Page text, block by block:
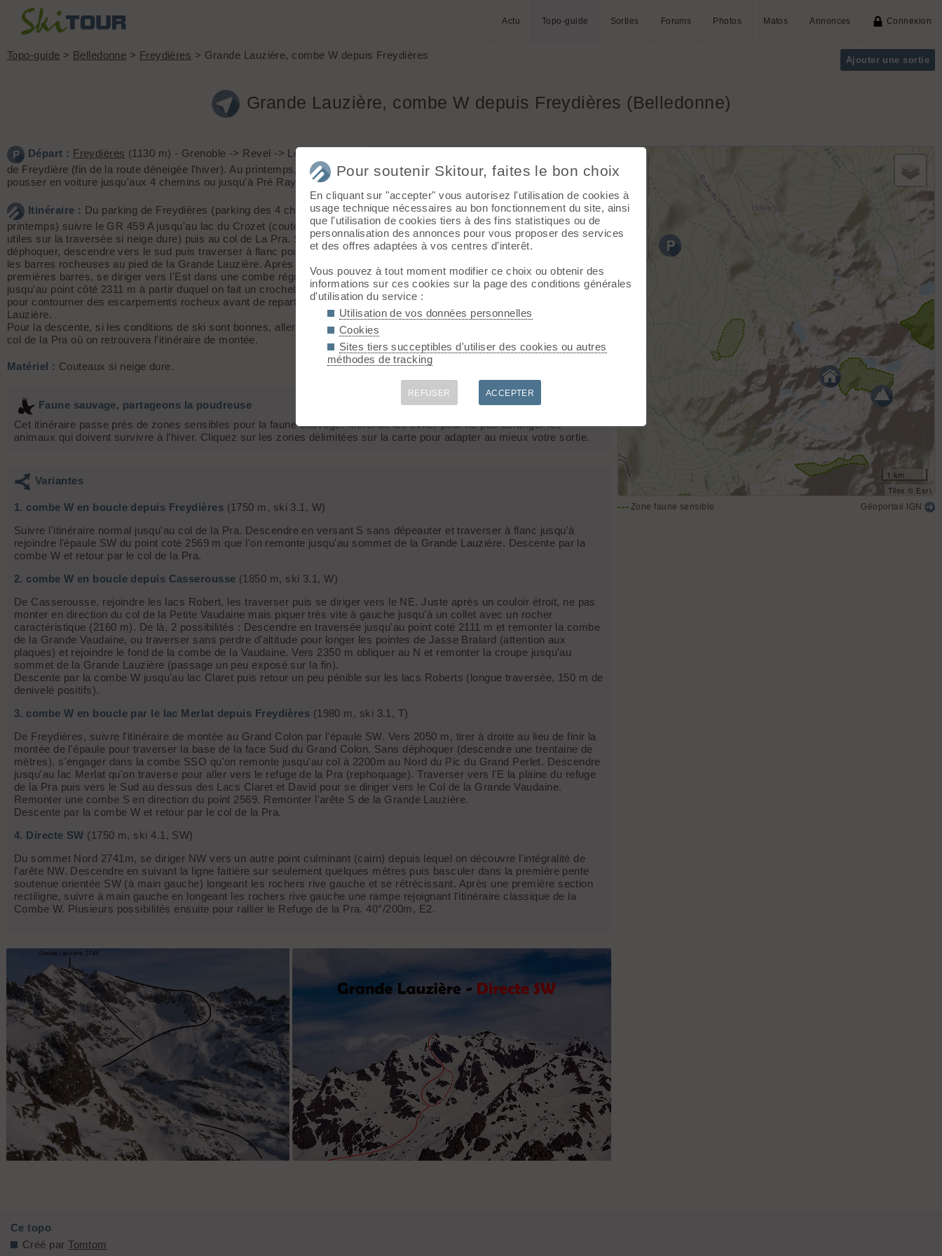
Actu Topo-guide Sorties Forums Photos Matos Annonces Connexion
Ajouter une sortie
Topo-guide > Belledonne > Freydières > Grande Lauzière, combe W depuis Freydières
Grande Lauzière, combe W depuis Freydières (Belledonne)
Sommet :
Grande Lauzière (2741 m)
Dénivelé :
1750 m.
Difficulté de montée : R
Difficulté ski :3.1 E2
Pente : 35°/200m
Départ : Freydières (1130 m) - Grenoble -> Revel -> Les Granges
de Freydière (fin de la route déneigée l'hiver). Au printemps, on peut
pousser en voiture jusqu'aux 4 chemins ou jusqu'à Pré Raymond.
Itinéraire : Du parking de Freydières (parking des 4 chemins au
printemps) suivre le GR 459 A jusqu'au lac du Crozet (couteau souvent
utiles sur la traversée si neige dure) puis au col de La Pra. Sans
déphoquer, descendre vers le sud puis traverser à flanc pour contourner
les barres rocheuses au pied de la Grande Lauzière. Après ces
premières barres, se diriger vers l'Est dans une combe régulière
jusqu'au point côté 2311 m à partir duquel on fait un crochet vers le N
pour contourner des escarpements rocheux avant de repartir à l'E et atteindre le sommet côté 2741 m de la Grande
Lauzière.
Pour la descente, si les conditions de ski sont bonnes, aller jusqu'au Lac Claret avant de remettre les peaux en direction du
col de la Pra où on retrouvera l'itinéraire de montée.
Matériel : Couteaux si neige dure.
Faune sauvage, partageons la poudreuse
Cet itinéraire passe près de zones sensibles pour la faune sauvage. Merci de les éviter pour ne pas déranger les
animaux qui doivent survivre à l’hiver. Cliquez sur les zones délimitées sur la carte pour adapter au mieux votre sortie.
Variantes
1. combe W en boucle depuis Freydières (1750 m, ski 3.1, W)
Suivre l'itinéraire normal jusqu'au col de la Pra. Descendre en versant S sans dépeauter et traverser à flanc jusqu'à
rejoindre l'épaule SW du point coté 2569 m que l'on remonte jusqu'au sommet de la Grande Lauzière. Descente par la
combe W et retour par le col de la Pra.
2. combe W en boucle depuis Casserousse (1850 m, ski 3.1, W)
De Casserousse, rejoindre les lacs Robert, les traverser puis se diriger vers le NE. Juste après un couloir étroit, ne pas
monter en direction du col de la Petite Vaudaine mais piquer très vite à gauche jusqu'à un collet avec un rocher
caractéristique (2160 m). De là, 2 possibilités : Descendre en traversée jusqu'au point coté 2111 m et remonter la combe
de la Grande Vaudaine, ou traverser sans perdre d'altitude pour longer les pointes de Jasse Bralard (attention aux
plaques) et rejoindre le fond de la combe de la Vaudaine. Vers 2350 m obliquer au N et remonter la croupe jusqu'au
sommet de la Grande Lauzière (passage un peu exposé sur la fin).
Descente par la combe W jusqu'au lac Claret puis retour un peu pénible sur les lacs Roberts (longue traversée, 150 m de
denivelé positifs).
3. combe W en boucle par le lac Merlat depuis Freydières (1980 m, ski 3.1, T)
De Freydières, suivre l'itinéraire de montée au Grand Colon par l'épaule SW. Vers 2050 m, tirer à droite au lieu de finir la
montée de l'épaule pour traverser la base de la face Sud du Grand Colon. Sans déphoquer (descendre une trentaine de
mètres), s'engager dans la combe SSO qu'on remonte jusqu'au col à 2200m au Nord du Pic du Grand Perlet. Descendre
jusqu'au lac Merlat qu'on traverse pour aller vers le refuge de la Pra (rephoquage). Traverser vers l'E la plaine du refuge
de la Pra puis vers le Sud au dessus des Lacs Claret et David pour se diriger vers le Col de la Grande Vaudaine.
Remonter une combe S en direction du point 2569. Remonter l'arête S de la Grande Lauzière.
Descente par la combe W et retour par le col de la Pra.
4. Directe SW (1750 m, ski 4.1, SW)
Du sommet Nord 2741m, se diriger NW vers un autre point culminant (cairn) depuis lequel on découvre l'intégralité de
l'arête NW. Descendre en suivant la ligne faitière sur seulement quelques mètres puis basculer dans la première pente
soutenue orientée SW (à main gauche) longeant les rochers rive gauche et se rétrécissant. Après une première section
rectiligne, suivre à main gauche en longeant les rochers rive gauche une rampe rejoignant l'itinéraire classique de la
Combe W. Plusieurs possibilités ensuite pour rallier le Refuge de la Pra. 40°/200m, E2.
1 km
Tiles © Esri
Zone faune sensible Géoportail IGN
Ce topo
Créé parTomtom
Pour soutenir Skitour, faites le bon choix
En cliquant sur "accepter" vous autorisez l'utilisation de cookies à
usage technique nécessaires au bon fonctionnement du site, ainsi
que l'utilisation de cookies tiers à des fins statistiques ou de
personnalisation des annonces pour vous proposer des services
et des offres adaptées à vos centres d'interêt.
Vous pouvez à tout moment modifier ce choix ou obtenir des
informations sur ces cookies sur la page des conditions générales
d'utilisation du service :
Utilisation de vos données personnelles
Cookies
Sites tiers succeptibles d'utiliser des cookies ou autres
méthodes de tracking
REFUSER ACCEPTER